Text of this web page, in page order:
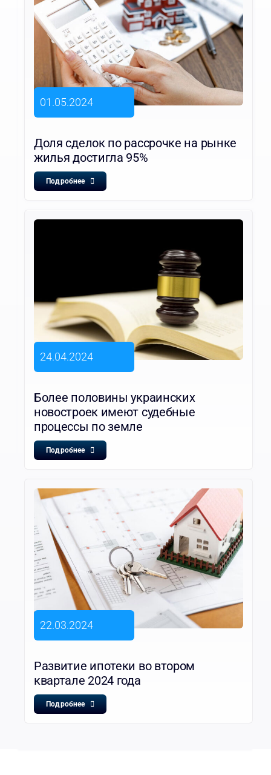
01.05.2024
Доля сделок по рассрочке на рынке
жилья достигла 95%
Подробнее
24.04.2024
Более половины украинских
новостроек имеют судебные
процессы по земле
Подробнее
22.03.2024
Развитие ипотеки во втором
квартале 2024 года
Подробнее